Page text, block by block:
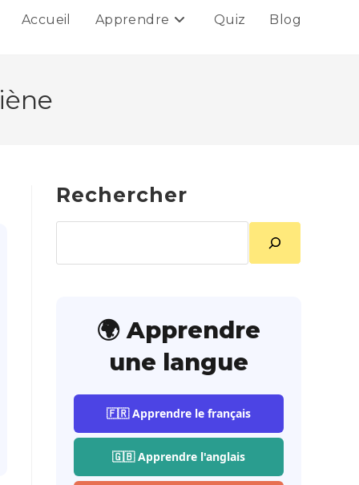
Accueil Apprendre Quiz Blog
Rechercher
🌍 Apprendre
une langue
🇫🇷 Apprendre le français
🇬🇧 Apprendre l'anglais